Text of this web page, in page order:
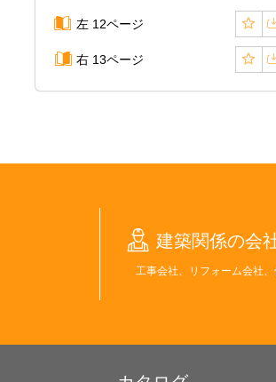
左 12ページ
右 13ページ
建築関係の会
工事会社、リフォーム会社